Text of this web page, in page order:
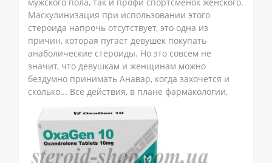
Маскулинизация при использовании этого
стероида напрочь отсутствует, это одна из
причин, которая пугает девушек покупать
анаболические стероиды. Но это совсем не
значит, что девушкам и женщинам можно
бездумно принимать Анавар, когда захочется и
сколько... Все действия, в плане фармакологии,